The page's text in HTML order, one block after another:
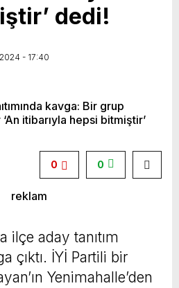
dedi!
- 17:40
0
0
ilçe aday tanıtım
çıktı. İYİ Partili bir
Yenimahalle’den